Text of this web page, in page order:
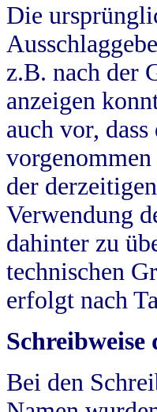
Die
z.B. nach der
anzeigen
auch vor,
der
Verwendung
dahinter zu
technischen
erfolgt nach
Schreibweise
Bei den